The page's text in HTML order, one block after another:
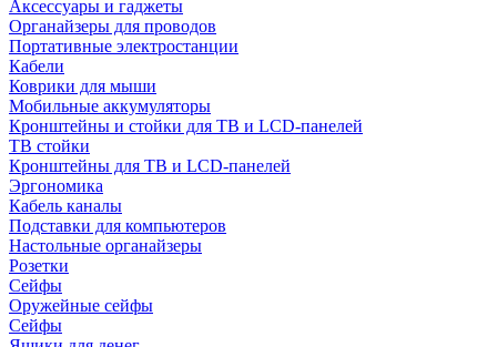
Аксессуары и гаджеты
Органайзеры для проводов
Портативные электростанции
Кабели
Коврики для мыши
Мобильные аккумуляторы
Кронштейны и стойки для ТВ и LCD-панелей
ТВ стойки
Кронштейны для ТВ и LCD-панелей
Эргономика
Кабель каналы
Подставки для компьютеров
Настольные органайзеры
Розетки
Сейфы
Оружейные сейфы
Сейфы